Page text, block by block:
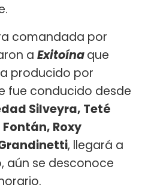
comandada por
a Exitoínaque
producido por
fue conducido desde
Silveyra, Teté
Roxy
, llegará a
aún se desconoce